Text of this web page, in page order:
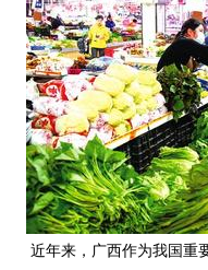
近年来，广西作为我国重